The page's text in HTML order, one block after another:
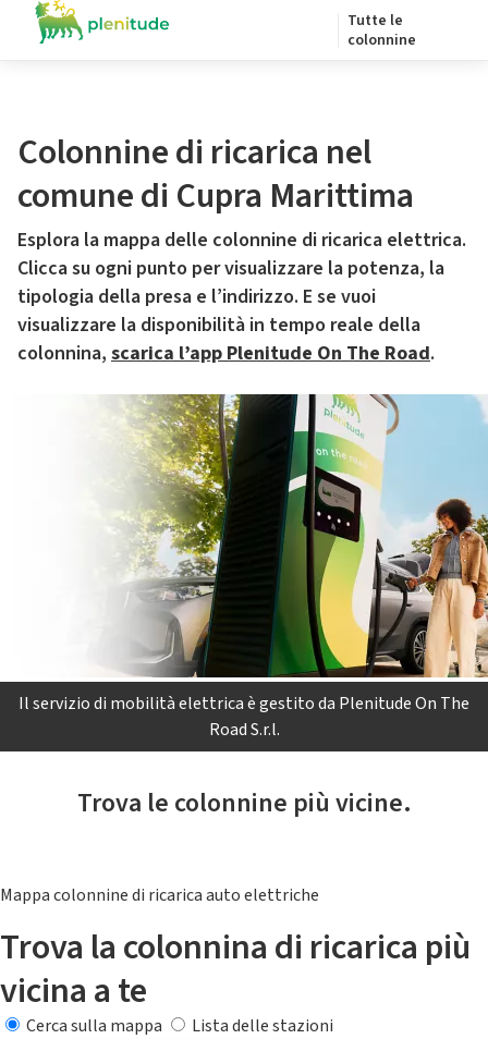
Tutte le
colonnine
Colonnine di ricarica nel
comune di Cupra Marittima
Esplora la mappa delle colonnine di ricarica elettrica.
Clicca su ogni punto per visualizzare la potenza, la
tipologia della presa e l’indirizzo. E se vuoi
visualizzare la disponibilità in tempo reale della
colonnina, scarica l’app Plenitude On The Road.
Il servizio di mobilità elettrica è gestito da Plenitude On The
Road S.r.l.
Trova le colonnine più vicine.
Mappa colonnine di ricarica auto elettriche
Trova la colonnina di ricarica più
vicina a te
Cerca sulla mappa
Lista delle stazioni